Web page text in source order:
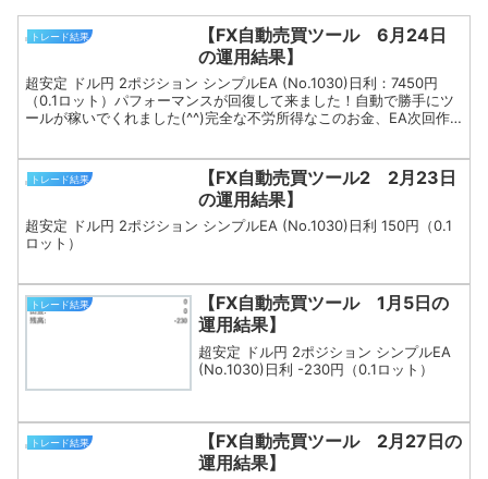
トレード結果
【FX自動売買ツール 6月24日
の運用結果】
超安定 ドル円 2ポジション シンプルEA (No.1030)日利：7450円
（0.1ロット）パフォーマンスが回復して来ました！自動で勝手にツ
ールが稼いでくれました(^^)完全な不労所得なこのお金、EA次回作
トレード結果
【FX自動売買ツール2 2月23日
の運用結果】
超安定 ドル円 2ポジション シンプルEA (No.1030)日利 150円（0.1
ロット）
トレード結果
【FX自動売買ツール 1月5日の
運用結果】
超安定 ドル円 2ポジション シンプルEA
(No.1030)日利 -230円（0.1ロット）
トレード結果
【FX自動売買ツール 2月27日の
運用結果】